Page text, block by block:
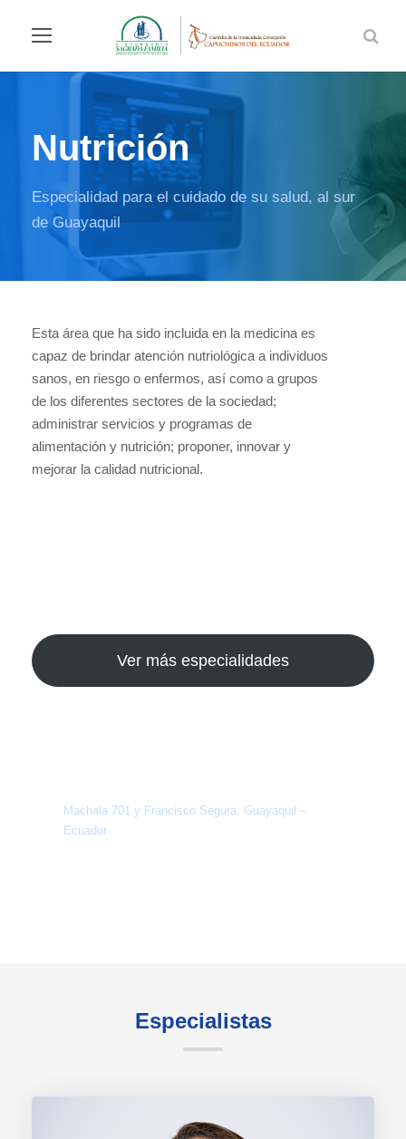
Nutrición
Especialidad para el cuidado de su salud, al sur
de Guayaquil
Esta área que ha sido incluida en la medicina es
capaz de brindar atención nutriológica a individuos
sanos, en riesgo o enfermos, así como a grupos
de los diferentes sectores de la sociedad;
administrar servicios y programas de
alimentación y nutrición; proponer, innovar y
mejorar la calidad nutricional.
Ver más especialidades
Machala 701 y Francisco Segura. Guayaquil –
Ecuador
Especialistas